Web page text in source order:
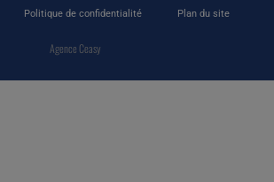
Politique de confidentialité Plan du site
Agence Ceasy